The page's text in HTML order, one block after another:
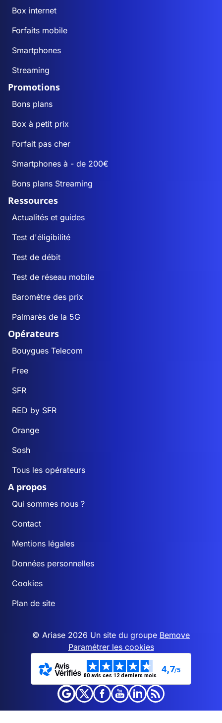
Box internet
Forfaits mobile
Smartphones
Streaming
Promotions
Bons plans
Box à petit prix
Forfait pas cher
Smartphones à - de 200€
Bons plans Streaming
Ressources
Actualités et guides
Test d'éligibilité
Test de débit
Test de réseau mobile
Baromètre des prix
Palmarès de la 5G
Opérateurs
Bouygues Telecom
Free
SFR
RED by SFR
Orange
Sosh
Tous les opérateurs
A propos
Qui sommes nous ?
Contact
Mentions légales
Données personnelles
Cookies
Plan de site
© Ariase 2026 Un site du groupe Bemove
Paramétrer les cookies
80 avis ces 12 derniers mois
4,7/5